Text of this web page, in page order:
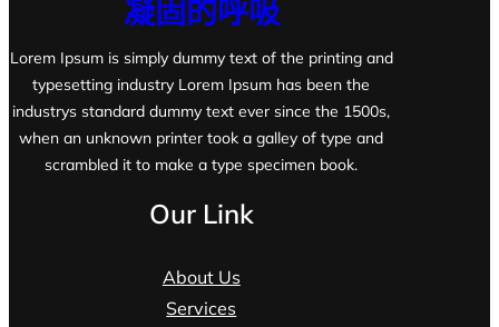
凝固的呼吸
Lorem Ipsum is simply dummy text of the printing and
typesetting industry Lorem Ipsum has been the
industrys standard dummy text ever since the 1500s,
when an unknown printer took a galley of type and
scrambled it to make a type specimen book.
Our Link
About Us
Services